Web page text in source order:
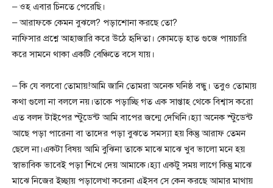
– ওহ এবার চিনতে পেরেছি।
– আরাফকে কেমন বুঝলে? পড়াশোনা করছে তো?
নাফিসার প্রশ্নে আহাজারি করে উঠে হৃদিতা। কোমড়ে হাত গুজে পায়চারি
করে সামনে থাকা একটি বেঞ্চিতে বসে যায়।
– কি যে বলবো তোমায়!আমি জানি তোমরা অনেক ঘনিষ্ঠ বন্ধু। তবুও তোমায়
কথা গুলো না বললে নয়।তাকে পড়াচ্ছি গত এক সাপ্তাহ থেকে বিশ্বাস করো
এত বলদ টাইপের স্টুডেন্ট আমি বাপের জন্মে দেখিনি।হ্যা অনেক স্টুডেন্ট
আছে পড়া পারেনা বা তাদের পড়া বুঝতে সমস্যা হয় কিন্তু আরাফ তেমন
ছেলে না।একটা বিষয় আমি বুঝিনা তাকে মাঝে মাঝে খুব ভালো মনে হয়
স্বাভাবিক ভাবেই পড়া শিখে দেয় আমাকে।হ্যা একটু সময় লাগে কিন্তু মাঝে
মাঝে নিজের ইচ্ছায় পড়ালেখা করেনা এইসব সে কেন করছে আমার মাথায়